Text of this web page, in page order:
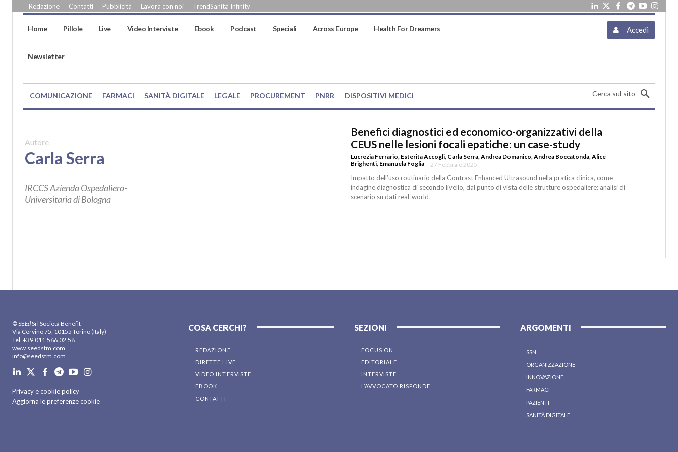
Redazione Contatti Pubblicità Lavora con noi TrendSanità Infinity
Home Pillole Live Video Interviste Ebook Podcast Speciali Across Europe Health For Dreamers
Newsletter
Accedi
COMUNICAZIONE FARMACI SANITÀ DIGITALE LEGALE PROCUREMENT PNRR DISPOSITIVI MEDICI Cerca sul sito
Autore
Carla Serra
IRCCS Azienda Ospedaliero-
Universitaria di Bologna
Benefici diagnostici ed economico-organizzativi della
CEUS nelle lesioni focali epatiche: un case-study
Lucrezia Ferrario, Esterita Accogli, Carla Serra,Andrea Domanico,Andrea Boccatonda,Alice
Brighenti, Emanuela Foglia - 27 Febbraio 2025
Impatto dell’uso routinario della Contrast Enhanced Ultrasound nella pratica clinica, come
indagine diagnostica di secondo livello, dal punto di vista delle strutture ospedaliere: analisi di
scenario su dati real-world
© SEEdSrl Società Benefit
Via Cervino 75, 10155 Torino (Italy)
Tel. +39.011.566.02.58
www.seedstm.com
info@seedstm.com
Privacy e cookie policy
Aggiorna le preferenze cookie
COSA CERCHI?
REDAZIONE
DIRETTE LIVE
VIDEO INTERVISTE
EBOOK
CONTATTI
SEZIONI
FOCUS ON
EDITORIALE
INTERVISTE
L’AVVOCATO RISPONDE
ARGOMENTI
SSN
ORGANIZZAZIONE
INNOVAZIONE
FARMACI
PAZIENTI
SANITÀ DIGITALE